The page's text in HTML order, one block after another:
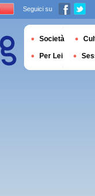
Seguici su
Società
Per Lei